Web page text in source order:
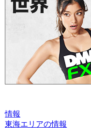
情報
東海エリアの情報